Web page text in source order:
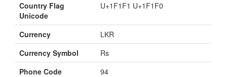
Country Flag
Unicode
U+1F1F1 U+1F1F0
Currency
LKR
Currency Symbol
Rs
Phone Code
94